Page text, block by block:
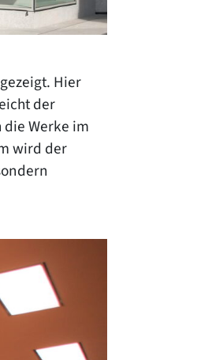
Hier
der
Werke im
wird der